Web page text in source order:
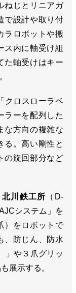
ねじとリニアガ
で設計や取り付
ラロボットや搬
ス内に軸受け組
た軸受けはキー
クロスローラベ
ラーを配列した
な方向の複雑な
る。高い剛性と
の旋回部分など
北川鉄工所 （D-
システム」を
）をロボットで
、防じん、防水
」や３爪グリッ
展示する。